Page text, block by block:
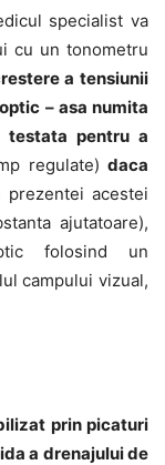
specialist va
cu un tonometru
a tensiunii
– asa numita
testata pentru a
regulate) daca
acestei
ajutatoare),
folosind un
campului vizual,
prin picaturi
a drenajului de